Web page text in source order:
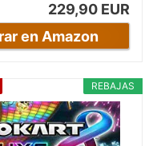
229,90 EUR
en Amazon
REBAJAS